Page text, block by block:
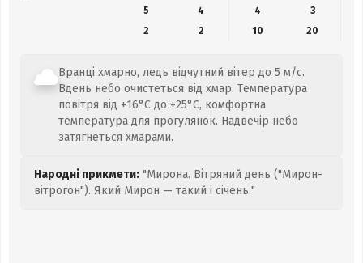
5
4 4
3
2
2 10 20
Вранці хмарно, ледь відчутний вітер до 5 м/с.
Вдень небо очистеться від хмар. Температура
повітря від +16°C до +25°C, комфортна
температура для прогулянок. Надвечір небо
затягнеться хмарами.
Народні прикмети: "Мирона. Вітряний день ("Мирон-
вітрогон"). Який Мирон — такий і січень."